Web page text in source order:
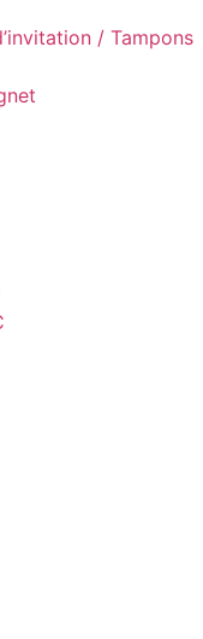
/ Tampons